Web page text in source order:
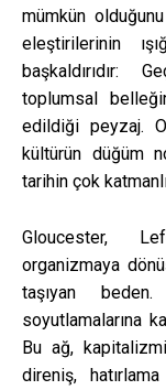
mümkün olduğunu
eleştirilerinin
başkaldırıdır:
toplumsal
edildiği peyzaj.
kültürün düğüm
tarihin çok
Gloucester,
organizmaya
taşıyan
soyutlamalarına
Bu ağ,
direniş,